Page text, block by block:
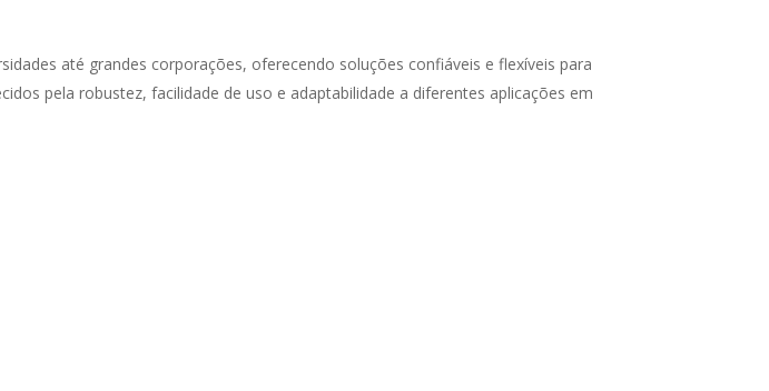
até grandes corporações, oferecendo soluções confiáveis e flexíveis para
pela robustez, facilidade de uso e adaptabilidade a diferentes aplicações em